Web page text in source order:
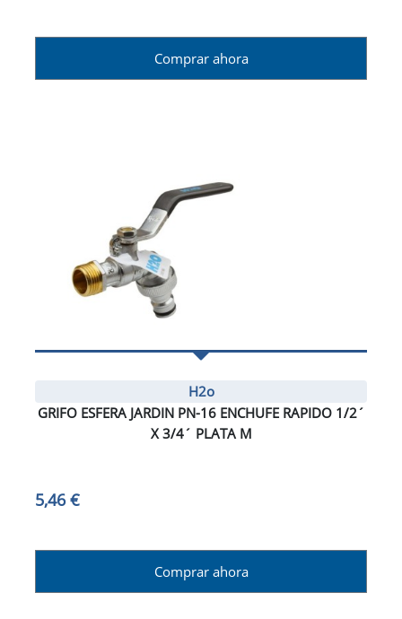
Comprar ahora
H2o
GRIFO ESFERA JARDIN PN-16 ENCHUFE RAPIDO 1/2´
X 3/4´ PLATA M
5,46 €
Comprar ahora